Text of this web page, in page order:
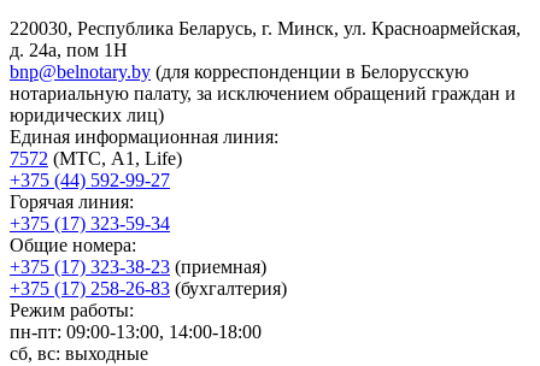
220030, Республика Беларусь, г. Минск, ул. Красноармейская,
д. 24а, пом 1Н
bnp@belnotary.by (для корреспонденции в Белорусскую
нотариальную палату, за исключением обращений граждан и
юридических лиц)
Единая информационная линия:
7572 (МТС, A1, Life)
+375 (44) 592-99-27
Горячая линия:
+375 (17) 323-59-34
Общие номера:
+375 (17) 323-38-23 (приемная)
+375 (17) 258-26-83 (бухгалтерия)
Режим работы:
пн-пт: 09:00-13:00, 14:00-18:00
сб, вс: выходные